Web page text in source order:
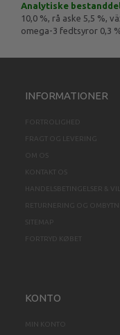
Analytiske
10,0 %, rå aske 5,5 %,
omega-3 fedtsyror 0,3
INFORMATIONER
FORTROLIGHED
FRAGT OG LEVERING
OM OS
KONTAKT OS
HANDELSBETINGELSER &
RETURNERING OG
SITEMAP
FORTRYD KØBET
KONTO
MIN KONTO